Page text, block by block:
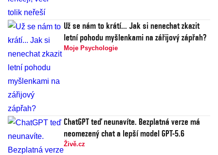
Už se nám to krátí... Jak si nenechat zkazit
letní pohodu myšlenkami na zářijový zápřah?
Moje Psychologie
ChatGPT teď neunavíte. Bezplatná verze má
neomezený chat a lepší model GPT-5.6
Živě.cz